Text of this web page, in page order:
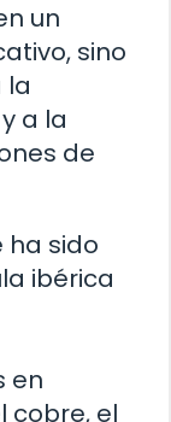
un
sino
la
a la
de
ha sido
ibérica
en
cobre, el